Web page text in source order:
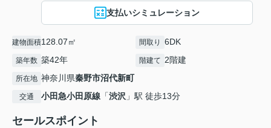
支払いシミュレーション
建物面積128.07㎡ 間取り 6DK
築年数 築42年 階建て 2階建
所在地 神奈川県秦野市沼代新町
交通 小田急小田原線 「渋沢 」駅 徒歩13分
セールスポイント